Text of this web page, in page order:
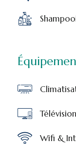
Wifi &